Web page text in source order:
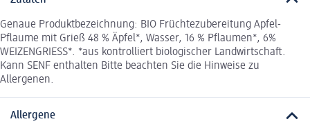
Genaue Produktbezeichnung: BIO Früchtezubereitung Apfel-
Pflaume mit Grieß 48 % Äpfel*, Wasser, 16 % Pflaumen*, 6%
WEIZENGRIESS*. *aus kontrolliert biologischer Landwirtschaft.
Kann SENF enthalten Bitte beachten Sie die Hinweise zu
Allergenen.
Allergene